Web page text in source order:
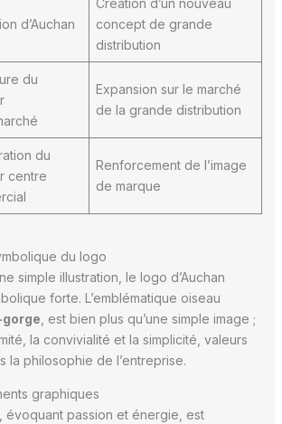
d’Auchan
Création d’un nouveau
concept de grande
distribution
du
Expansion sur le marché
de la grande distribution
du
centre
Renforcement de l’image
de marque
du logo
simple illustration, le logo d’Auchan
forte. L’emblématique oiseau
, est bien plus qu’une simple image ;
la convivialité et la simplicité, valeurs
la philosophie de l’entreprise.
graphiques
évoquant passion et énergie, est